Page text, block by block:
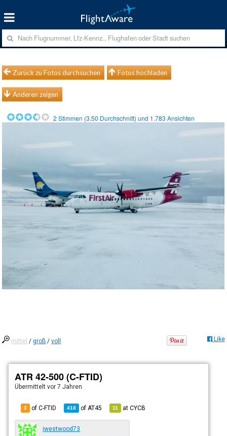
Zurück zu Fotos durchsuchen Fotos hochladen
Anderen zeigen
2 Stimmen (3.50 Durchschnitt) und 1.783 Ansichten
mittel /groß /voll Like
ATR 42-500 (C-FTID)
Übermitteltvor 7 Jahren
3 of C-FTID 418 of AT45 11 atCYCB
iwestwood73